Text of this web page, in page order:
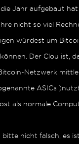
Jahr aufgebaut
nicht so viel
würdest um
Der Clou ist,
Netzwerk
ASICs
als normale
bitte nicht falsch, es